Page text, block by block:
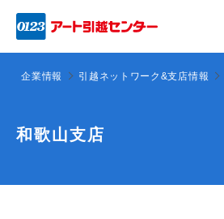
企業情報 引越ネットワーク&支店情報
和歌山支店